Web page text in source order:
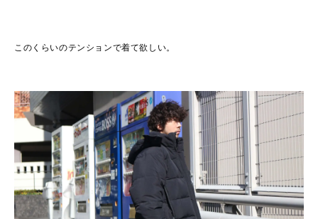
このくらいのテンションで着て欲しい。